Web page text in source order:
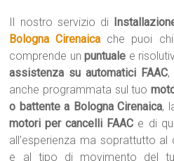
Il nostro servizio di
Bologna Cirenaica che puoi
comprende unpuntuale e
assistenza su automatici FAAC,
anche programmata sul tuo
o battente a Bologna Cirenaica,
motori per cancelli FAAC e di
all’esperienza ma soprattutto
e al tipo di movimento del